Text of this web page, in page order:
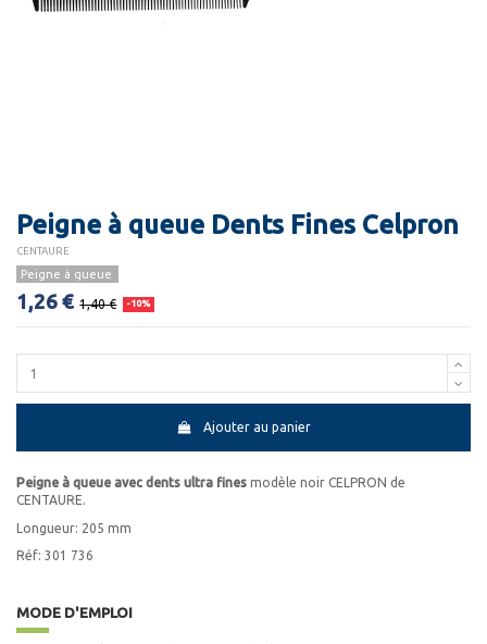
Peigne à queue Dents Fines Celpron
CENTAURE
Peigne à queue
1,26 € 1,40 € -10%
Ajouter au panier
Peigne à queue avec dents ultra fines modèle noir CELPRON de
CENTAURE.
Longueur: 205 mm
Réf: 301 736
MODE D'EMPLOI